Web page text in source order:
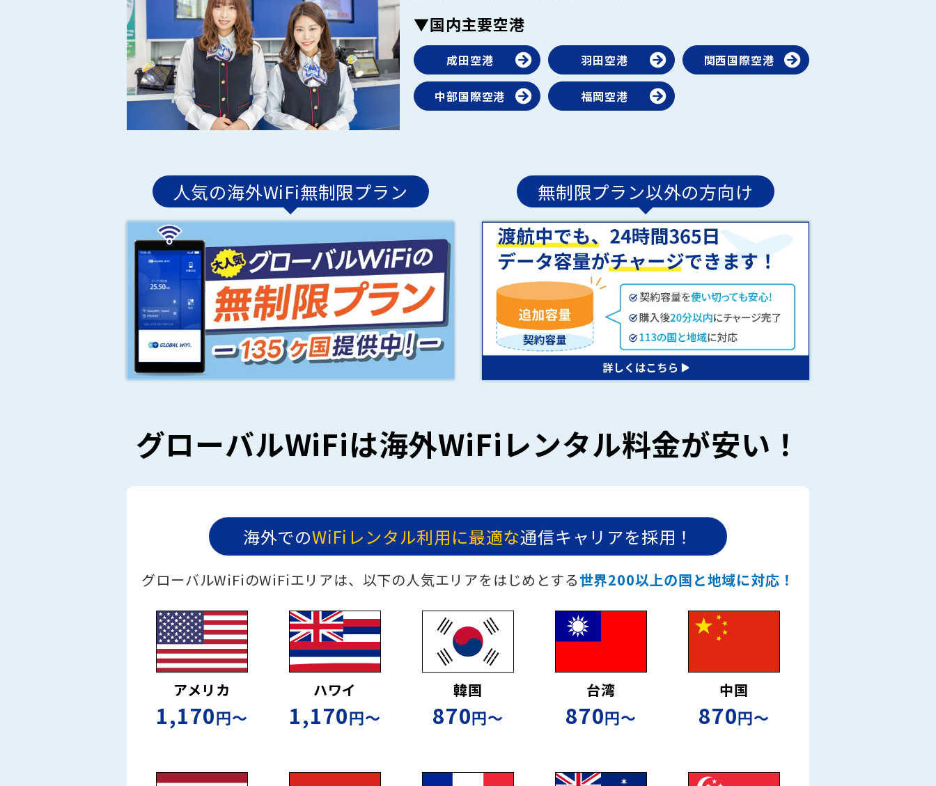
▼国内主要空港
成田空港 羽田空港 関西国際空港
中部国際空港 福岡空港
人気の海外WiFi無制限プラン 無制限プラン以外の方向け
グローバルWiFiは海外WiFiレンタル料金が安い！
海外でのWiFiレンタル利用に最適な通信キャリアを採用！
グローバルWiFiのWiFiエリアは、以下の人気エリアをはじめとする世界200以上の国と地域に対応！
アメリカ
1,170円〜
ハワイ
1,170円〜
韓国
870円〜
台湾
870円〜
中国
870円〜